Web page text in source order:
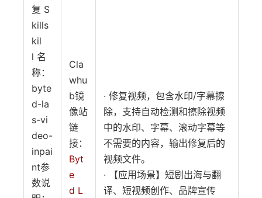
复 S
kills
kil
l 名
称：
byte
d-la
s-vi
deo-
inpai
nt参
数说
Cla
whu
b镜
像站
链
接：
Byt
e
d L
· 修复视频，包含水印/字幕擦
除，支持自动检测和擦除视频
中的水印、字幕、滚动字幕等
不需要的内容，输出修复后的
视频文件。
· 【应用场景】短剧出海与翻
译、短视频创作、品牌宣传